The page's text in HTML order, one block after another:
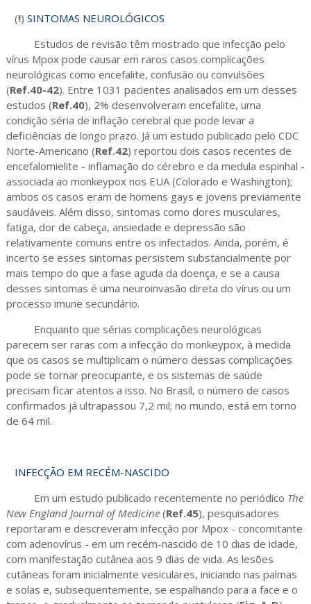
(!) SINTOMAS NEUROLÓGICOS
Estudos de revisão têm mostrado que infecção pelo
vírus Mpox pode causar em raros casos complicações
neurológicas como encefalite, confusão ou convulsões
(Ref.40-42). Entre 1031 pacientes analisados em um desses
estudos (Ref.40), 2% desenvolveram encefalite, uma
condição séria de inflação cerebral que pode levar a
deficiências de longo prazo. Já um estudo publicado pelo CDC
Norte-Americano (Ref.42) reportou dois casos recentes de
encefalomielite - inflamação do cérebro e da medula espinhal -
associada ao monkeypox nos EUA (Colorado e Washington);
ambos os casos eram de homens gays e jovens previamente
saudáveis. Além disso, sintomas como dores musculares,
fatiga, dor de cabeça, ansiedade e depressão são
relativamente comuns entre os infectados. Ainda, porém, é
incerto se esses sintomas persistem substancialmente por
mais tempo do que a fase aguda da doença, e se a causa
desses sintomas é uma neuroinvasão direta do vírus ou um
processo imune secundário.
Enquanto que sérias complicações neurológicas
parecem ser raras com a infecção do monkeypox, à medida
que os casos se multiplicam o número dessas complicações
pode se tornar preocupante, e os sistemas de saúde
precisam ficar atentos a isso. No Brasil, o número de casos
confirmados já ultrapassou 7,2 mil; no mundo, está em torno
de 64 mil.
INFECÇÃO EM RECÉM-NASCIDO
Em um estudo publicado recentemente no periódico The
New England Journal of Medicine(Ref.45), pesquisadores
reportaram e descreveram infecção por Mpox - concomitante
com adenovírus - em um recém-nascido de 10 dias de idade,
com manifestação cutânea aos 9 dias de vida. As lesões
cutâneas foram inicialmente vesiculares, iniciando nas palmas
e solas e, subsequentemente, se espalhando para a face e o